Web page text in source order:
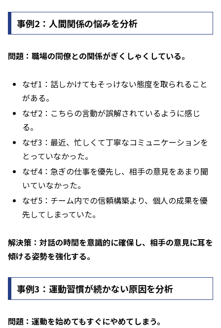
事例2：人間関係の悩みを分析
問題：職場の同僚との関係がぎくしゃくしている。
なぜ1：話しかけてもそっけない態度を取られること
がある。
なぜ2：こちらの言動が誤解されているように感じ
る。
なぜ3：最近、忙しくて丁寧なコミュニケーションを
とっていなかった。
なぜ4：急ぎの仕事を優先し、相手の意見をあまり聞
いていなかった。
なぜ5：チーム内での信頼構築より、個人の成果を優
先してしまっていた。
解決策：対話の時間を意識的に確保し、相手の意見に耳を
傾ける姿勢を強化する。
事例3：運動習慣が続かない原因を分析
問題：運動を始めてもすぐにやめてしまう。